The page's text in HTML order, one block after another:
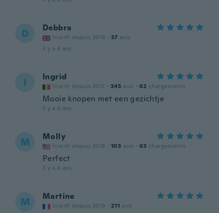
D Debbra
Inscrit depuis 2016 · 37 avis
il y a 6 ans
I Ingrid
Inscrit depuis 2017 · 345 avis · 62 chargements
Mooie knopen met een gezichtje
il y a 6 ans
M Molly
Inscrit depuis 2018 · 103 avis · 63 chargements
Perfect
il y a 6 ans
M Martine
Inscrit depuis 2019 · 211 avis